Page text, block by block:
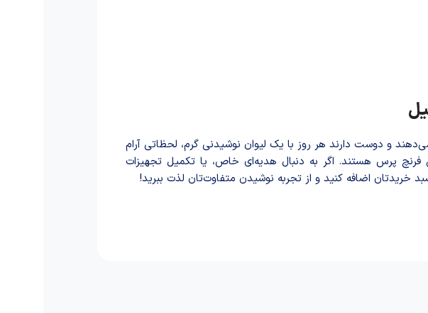
و دوست دارند هر روز با یک لیوان نوشیدنی گرم، لحظاتی آرام
فرنچ پرس هستند. اگر به دنبال هدیه‌ای خاص، یا تکمیل تجهیزات
اضافه کنید و از تجربه نوشید‌ن متفاوت‌تان لذت ببرید!